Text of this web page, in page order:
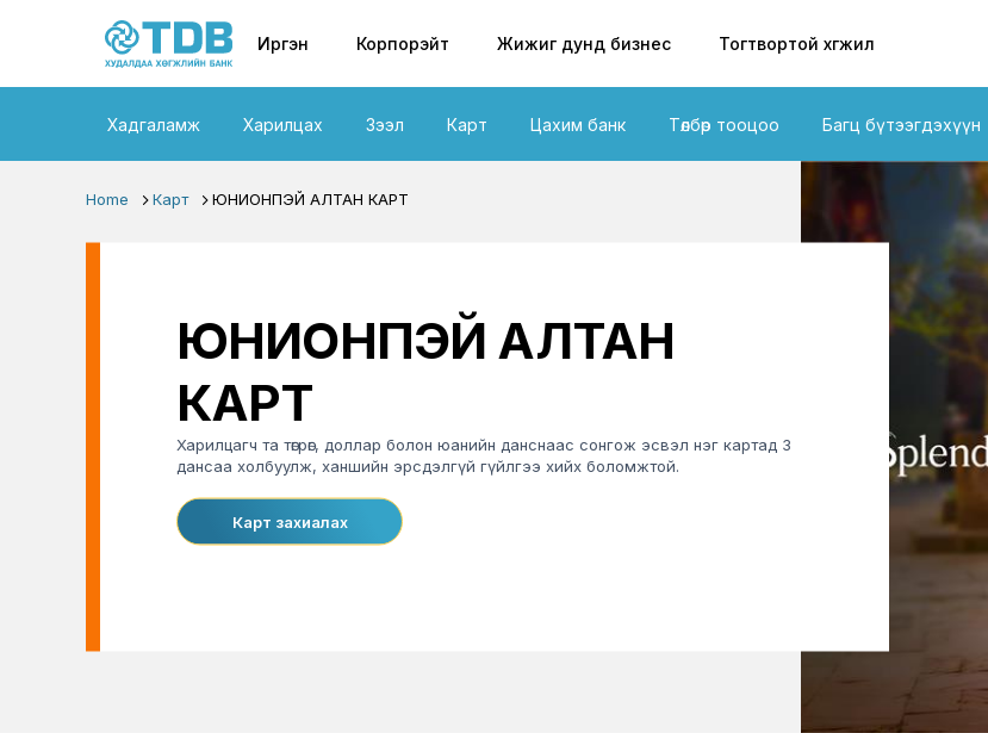
Иргэн Корпорэйт Жижиг дунд бизнес Тогтвортой хөгжил
Хадгаламж Харилцах Зээл Карт Цахим банк Төлбөр тооцоо Багц бүтээгдэхүүн
Home Карт ЮНИОНПЭЙ АЛТАН КАРТ
ЮНИОНПЭЙ АЛТАН
КАРТ
Харилцагч та төгрөг, доллар болон юанийн данснаас сонгож эсвэл нэг картад 3
дансаа холбуулж, ханшийн эрсдэлгүй гүйлгээ хийх боломжтой.
Карт захиалах